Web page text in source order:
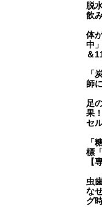
脱
飲
体
中
＆
「
師
足
果
セ
「
標
【
虫
な
グ